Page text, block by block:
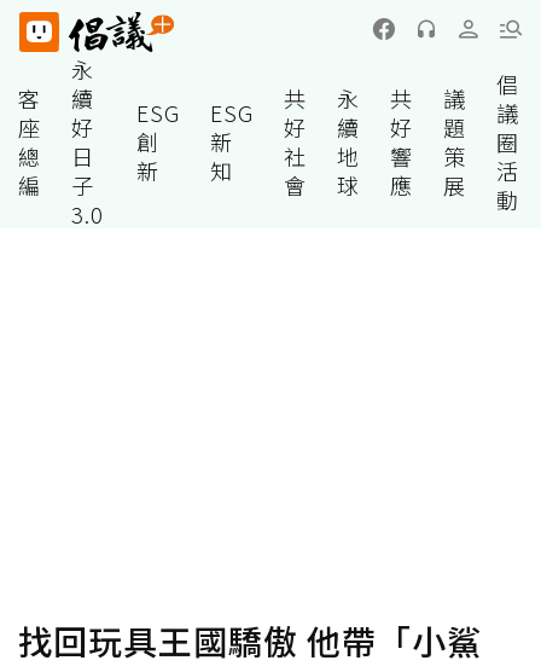
客
座
總
編
永
續
好
日
子
3.0
ESG
創
新
ESG
新
知
共
好
社
會
永
續
地
球
共
好
響
應
議
題
策
展
倡
議
圈
活
動
找回玩具王國驕傲 他帶「小鯊